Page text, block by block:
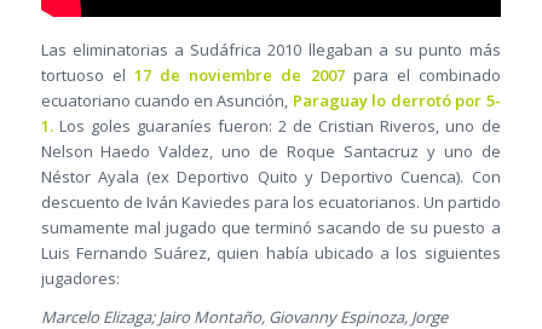
Las eliminatorias a Sudáfrica 2010 llegaban a su punto más
tortuoso el 17 de noviembre de 2007para el combinado
ecuatoriano cuando en Asunción, Paraguay lo derrotó por 5-
1.Los goles guaraníes fueron: 2 de Cristian Riveros, uno de
Nelson Haedo Valdez, uno de Roque Santacruz y uno de
Néstor Ayala (ex Deportivo Quito y Deportivo Cuenca). Con
descuento de Iván Kaviedes para los ecuatorianos. Un partido
sumamente mal jugado que terminó sacando de su puesto a
Luis Fernando Suárez, quien había ubicado a los siguientes
jugadores:
Marcelo Elizaga; Jairo Montaño, Giovanny Espinoza, Jorge